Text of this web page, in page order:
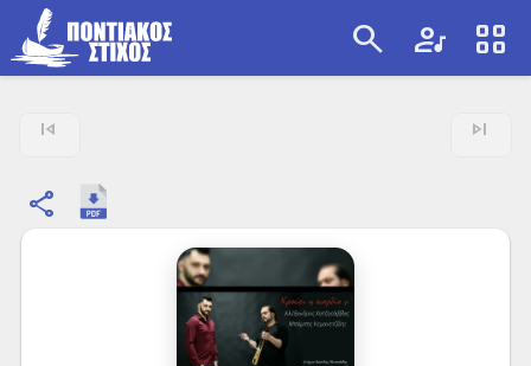
search artist view_cozy
skip_previous skip_next
share